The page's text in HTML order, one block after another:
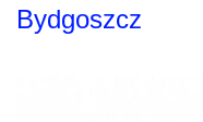
Bydgoszcz